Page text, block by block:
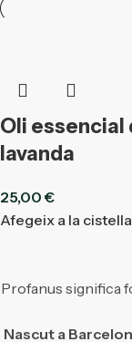
Oli essencial
lavanda
25,00€
Afegeix a la cistella
Profanus significa
Nascut a